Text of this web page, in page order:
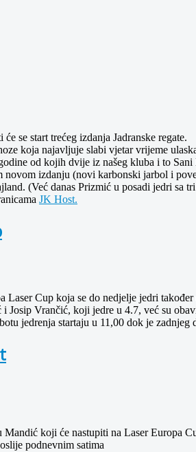
se start trećeg izdanja Jadranske regate.
koja najavljuje slabi vjetar vrijeme
od kojih dvije iz našeg kluba i to
novom izdanju (novi karbonski jarbol i
(Već danas Prizmić u posadi jedri sa
JK Host.
Laser Cup koja se do nedjelje jedri
Josip Vrančić, koji jedre u 4.7, već su
jedrenja startaju u 11,00 dok je zadnjeg
koji će nastupiti na Laser Europa
podnevnim satima